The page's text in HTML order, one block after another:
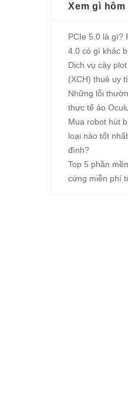
Xem gì hôm
PCIe 5.0 là gì?
4.0 có gì khác
Dịch vụ cày
(XCH) thuê uy
Những lỗi
thực tế ảo
Mua robot hút
loại nào tốt
đình?
Top 5 phần
cứng miễn phí